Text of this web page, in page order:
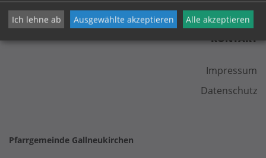
KONTAKT
Impressum
Datenschutz
Pfarrgemeinde Gallneukirchen
Ich lehne ab Ausgewählte akzeptieren Alle akzeptieren